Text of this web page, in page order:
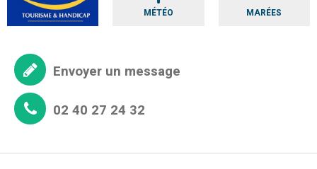
MÉTÉO MARÉES
Envoyer un message
02 40 27 24 32